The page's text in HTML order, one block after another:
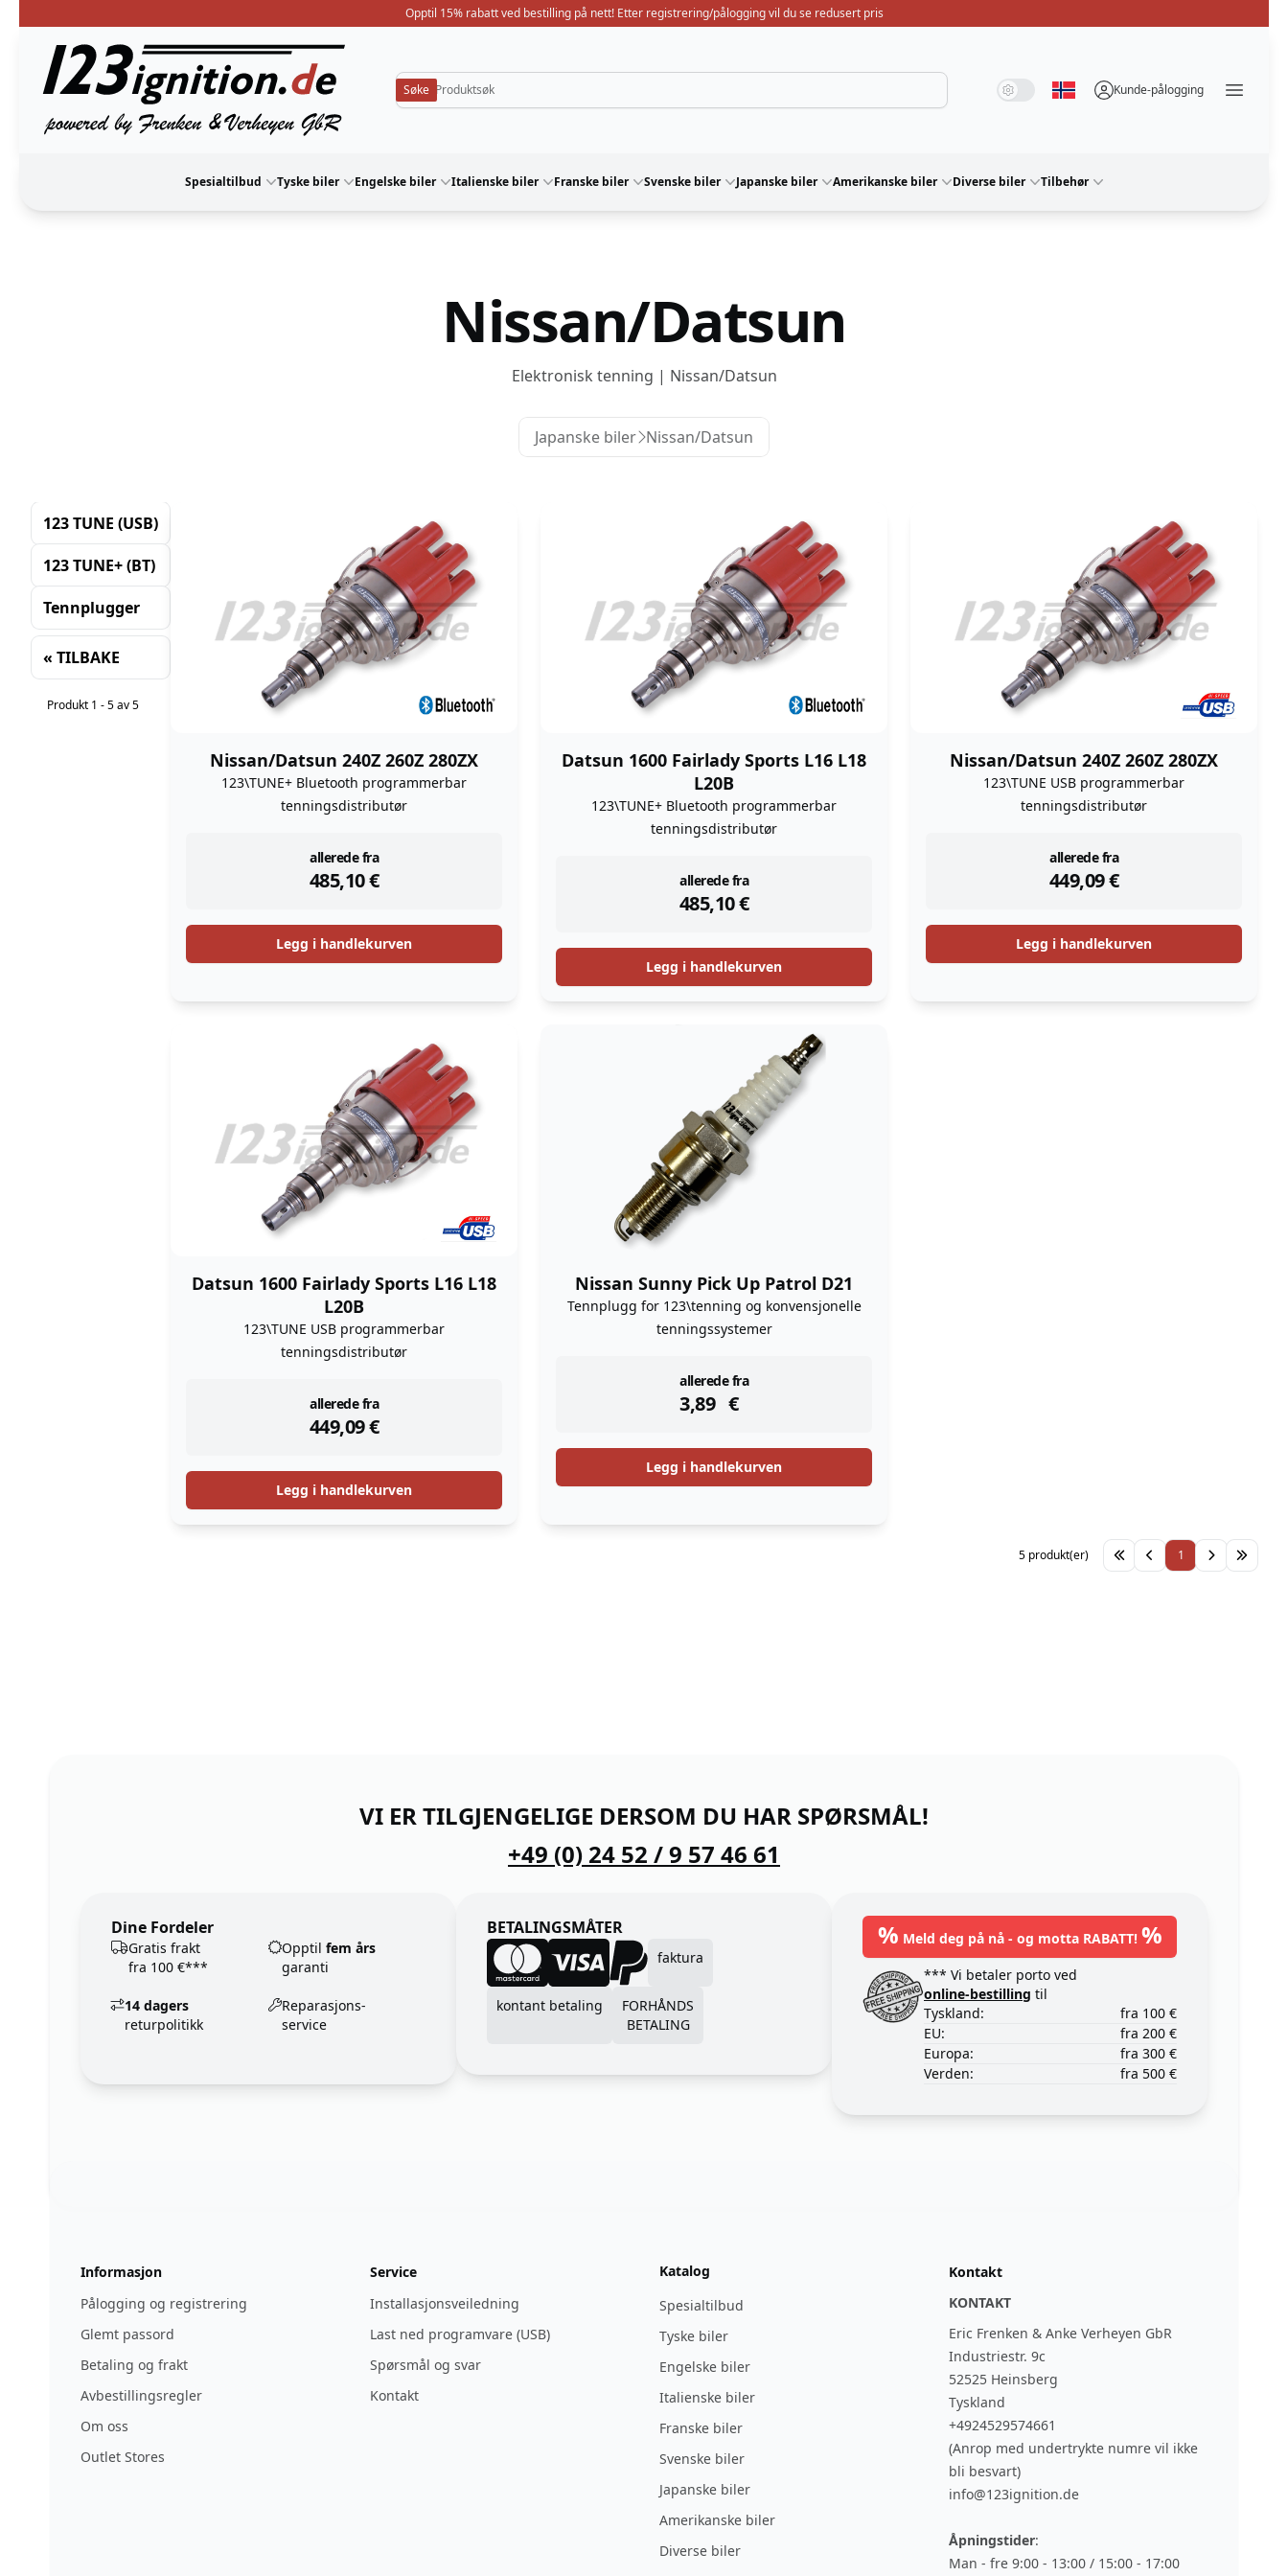
Opptil 15% rabatt ved bestilling på nett! Etter registrering/pålogging vil du se redusert pris
123ignition
Systemmodus
Lysmodus
Mørk modus
Velg språkKunde-pålogging Menü
Spesialtilbud Tyske biler Engelske biler Italienske biler Franske biler Svenske biler Japanske biler Amerikanske biler Diverse biler Tilbehør
Nissan/Datsun
Elektronisk tenning | Nissan/Datsun
Japanske biler Nissan/Datsun
123 TUNE (USB)
123 TUNE+ (BT)
Tennplugger
« TILBAKE
Sortering
Produkt 1 - 5 av 5
Nissan/Datsun 240Z 260Z 280ZX
123\TUNE+ Bluetooth programmerbar
tenningsdistributør
allerede fra
485,10€
instock
Legg i handlekurven
Datsun 1600 Fairlady Sports L16 L18
L20B
123\TUNE+ Bluetooth programmerbar
tenningsdistributør
allerede fra
485,10€
instock
Legg i handlekurven
Nissan/Datsun 240Z 260Z 280ZX
123\TUNE USB programmerbar
tenningsdistributør
allerede fra
449,09€
instock
Legg i handlekurven
Datsun 1600 Fairlady Sports L16 L18
L20B
123\TUNE USB programmerbar
tenningsdistributør
allerede fra
449,09€
instock
Legg i handlekurven
Nissan Sunny Pick Up Patrol D21
Tennplugg for 123\tenning og konvensjonelle
tenningssystemer
allerede fra
3,89 €
instock
Legg i handlekurven
1
5 produkt(er)
VI ER TILGJENGELIGE DERSOM DU HAR SPØRSMÅL!
+49 (0) 24 52 / 9 57 46 61
Dine Fordeler
Gratis frakt
fra 100 €***
Opptil fem års
garanti
14 dagers
returpolitikk
Reparasjons-
service
BETALINGSMÅTER
faktura
kontant betaling
FORHÅNDS
BETALING
% Meld deg på nå - og motta RABATT! %
*** Vi betaler porto ved
online-bestilling til
Tyskland:
fra 100 €
EU:
fra 200 €
Europa:
fra 300 €
Verden:
fra 500 €
Informasjon
Pålogging og registrering
Glemt passord
Betaling og frakt
Avbestillingsregler
Om oss
Outlet Stores
Service
Installasjonsveiledning
Last ned programvare (USB)
Spørsmål og svar
Kontakt
Katalog
Spesialtilbud
Tyske biler
Engelske biler
Italienske biler
Franske biler
Svenske biler
Japanske biler
Amerikanske biler
Diverse biler
Kontakt
KONTAKT
Eric Frenken & Anke Verheyen GbR
Industriestr. 9c
52525 Heinsberg
Tyskland
+4924529574661
(Anrop med undertrykte numre vil ikke
bli besvart)
info@123ignition.de
Åpningstider:
Man - fre 9:00 - 13:00 / 15:00 - 17:00